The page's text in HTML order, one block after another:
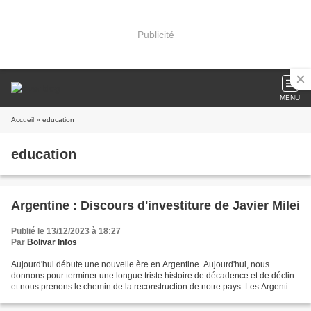
Publicité
MENU
Accueil » education
education
Argentine : Discours d'investiture de Javier Milei
Publié le 13/12/2023 à 18:27
Par Bolivar Infos
Aujourd'hui débute une nouvelle ère en Argentine. Aujourd'hui, nous
donnons pour terminer une longue triste histoire de décadence et de déclin
et nous prenons le chemin de la reconstruction de notre pays. Les Argentins